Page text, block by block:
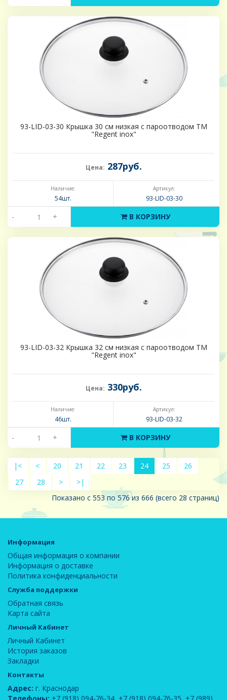
93-LID-03-30 Крышка 30 см низкая с пароотводом ТМ
"Regent inox"
Цена: 287руб.
Наличие:
54шт.
Артикул:
93-LID-03-30
- + В КОРЗИНУ
93-LID-03-32 Крышка 32 см низкая с пароотводом ТМ
"Regent inox"
Цена: 330руб.
Наличие:
46шт.
Артикул:
93-LID-03-32
- + В КОРЗИНУ
|< < 20 21 22 23 24 25
26
27
28 >
>|
Показано с 553 по 576 из 666 (всего 28 страниц)
Информация
Общая информация о компании
Информация о доставке
Политика конфиденциальности
Служба поддержки
Обратная связь
Карта сайта
Личный Кабинет
Личный Кабинет
История заказов
Закладки
Контакты
Адрес: г. Краснодар